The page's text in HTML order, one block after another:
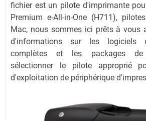
fichier est un pilote d'imprimante
Premium e-All-in-One (H711),
Mac, nous sommes ici prêts à vous
d'informations sur les logiciels
complètes et les packages de
sélectionner le pilote approprié
d'exploitation de périphérique